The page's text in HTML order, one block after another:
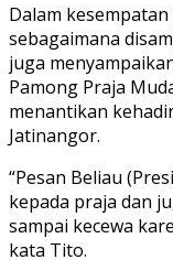
Dalam
sebagaimana
juga
Pamong Praja
menantikan
Jatinangor.
“Pesan Beliau
kepada praja dan
sampai kecewa
kata Tito.